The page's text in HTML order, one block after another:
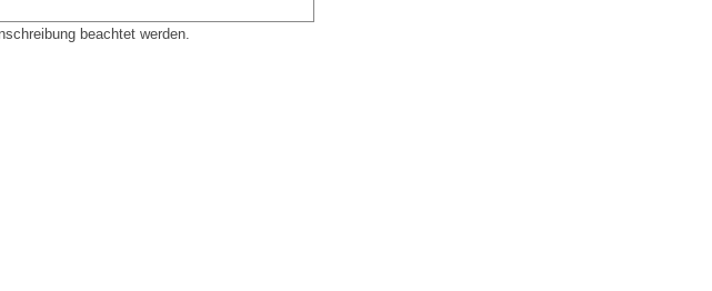
beachtet werden.
Sie ein menschlicher Besucher sind und